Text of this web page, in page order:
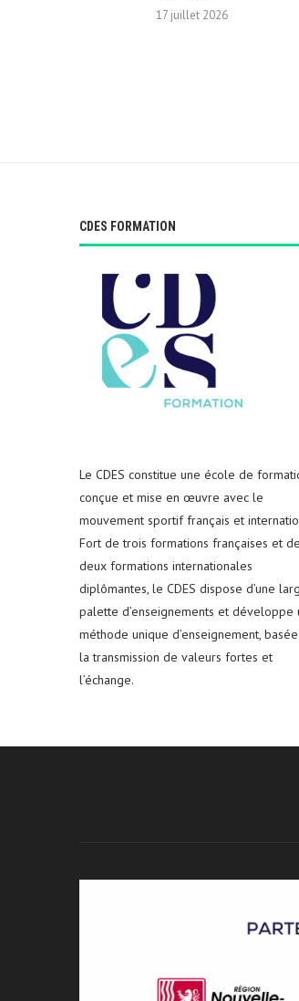
17 juillet 2026
CDES FORMATION
Le CDES constitue une école de
conçue et mise en œuvre avec le
mouvement sportif français et
Fort de trois formations françaises et de
deux formations internationales
diplômantes, le CDES dispose d’une
palette d’enseignements et développe
méthode unique d’enseignement,
la transmission de valeurs fortes et
l’échange.